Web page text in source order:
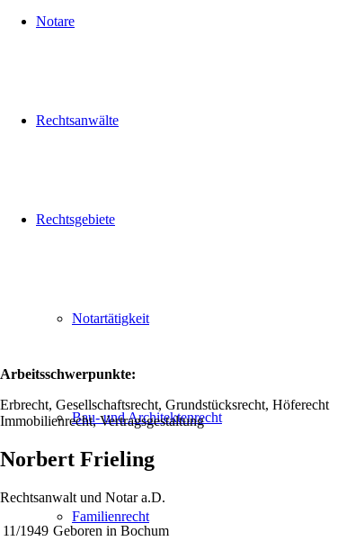
Notare
Rechtsanwälte
Rechtsgebiete
Notartätigkeit
Bau- und Architektenrecht
Familienrecht
Arbeitsschwerpunkte:
Erbrecht, Gesellschaftsrecht, Grundstücksrecht, Höferecht
Immobilienrecht, Vertragsgestaltung
Norbert Frieling
Rechtsanwalt und Notar a.D.
11/1949 Geboren in Bochum